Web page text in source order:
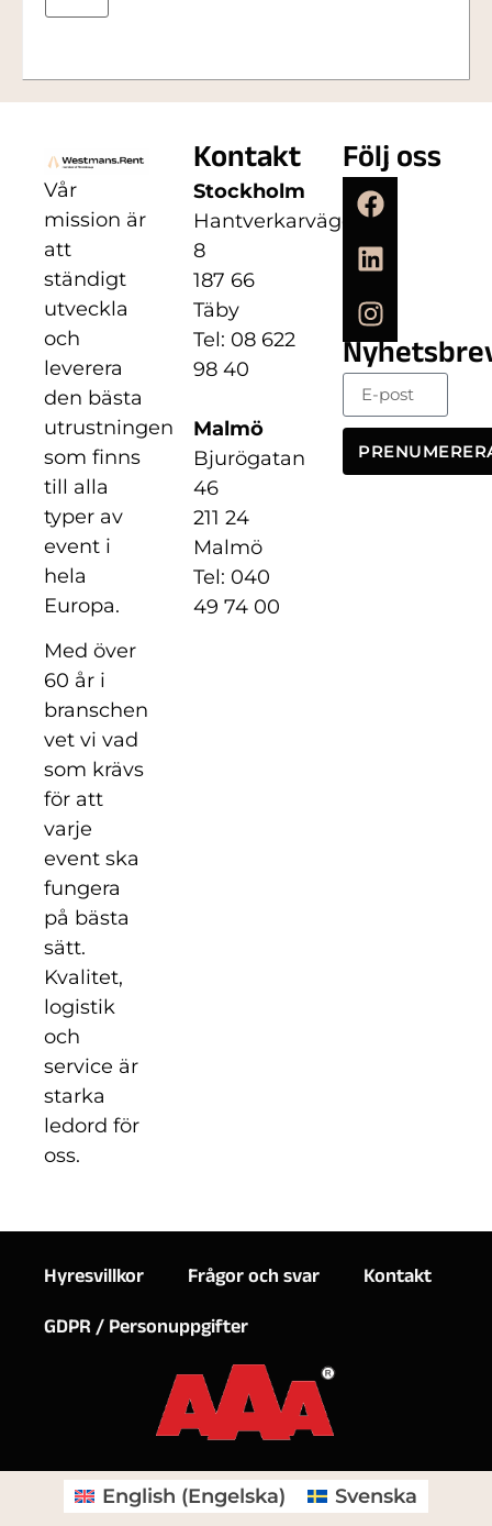
Vår
mission är
att
ständigt
utveckla
och
leverera
den bästa
utrustningen
som finns
till alla
typer av
event i
hela
Europa.
Med över
60 år i
branschen
vet vi vad
som krävs
för att
varje
event ska
fungera
på bästa
sätt.
Kvalitet,
logistik
och
service är
starka
ledord för
oss.
Kontakt
Stockholm
Hantverkarvägen
8
187 66
Täby
Tel: 08 622
98 40
Malmö
Bjurögatan
46
211 24
Malmö
Tel: 040
49 74 00
Följ oss
Hyresvillkor Frågor och svar
Kontakt
GDPR / Personuppgifter
English (Engelska) Svenska